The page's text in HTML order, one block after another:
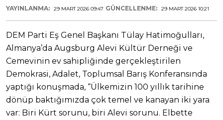
YAYINLANMA: 29 MART 2026 09:47 GÜNCELLENME: 29 MART 2026 10:21
DEM Parti Eş Genel Başkanı Tülay Hatimoğulları,
Almanya’da Augsburg Alevi Kültür Derneği ve
Cemevinin ev sahipliğinde gerçekleştirilen
Demokrasi, Adalet, Toplumsal Barış Konferansında
yaptığı konuşmada, “Ülkemizin 100 yıllık tarihine
dönüp baktığımızda çok temel ve kanayan iki yara
var: Biri Kürt sorunu, biri Alevi sorunu. Elbette